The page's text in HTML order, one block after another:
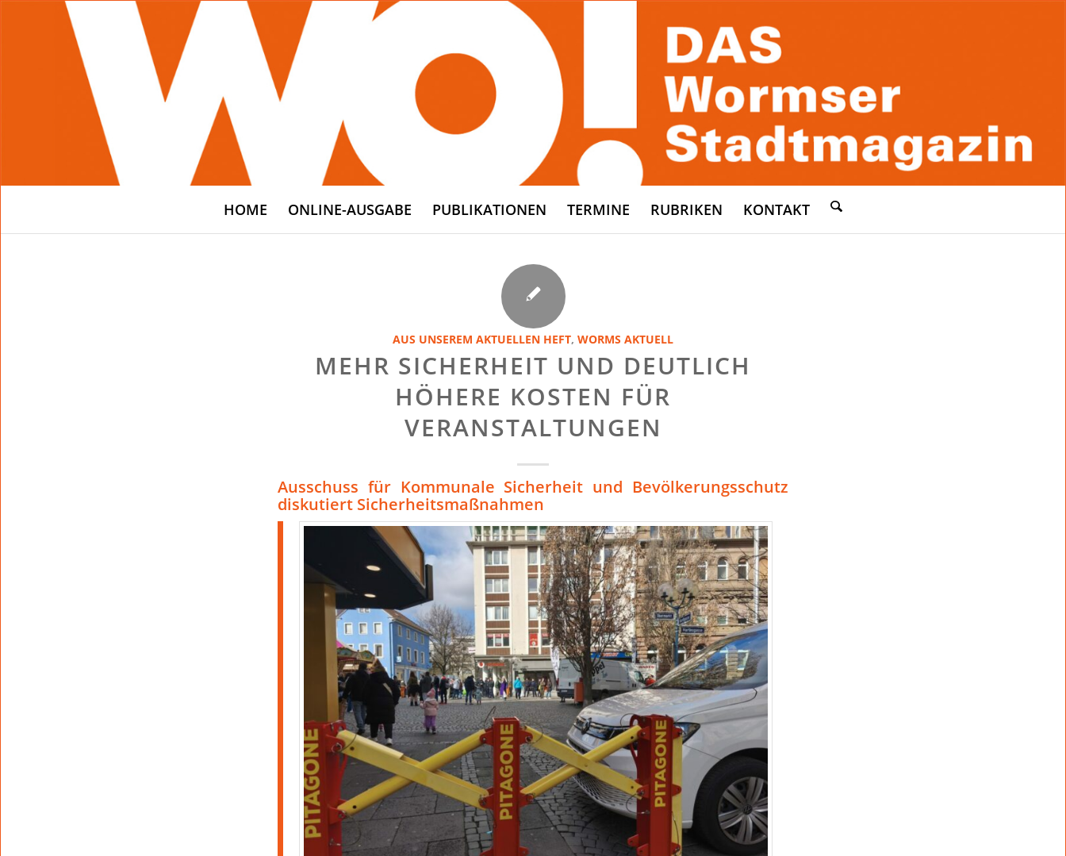
HOME ONLINE-AUSGABE PUBLIKATIONEN TERMINE RUBRIKEN KONTAKT
AUS UNSEREM AKTUELLEN HEFT, WORMS AKTUELL
MEHR SICHERHEIT UND DEUTLICH
HÖHERE KOSTEN FÜR
VERANSTALTUNGEN
Ausschuss für Kommunale Sicherheit und Bevölkerungsschutz
diskutiert Sicherheitsmaßnahmen